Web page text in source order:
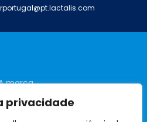
privacidade
marca
frequentes
Contactos